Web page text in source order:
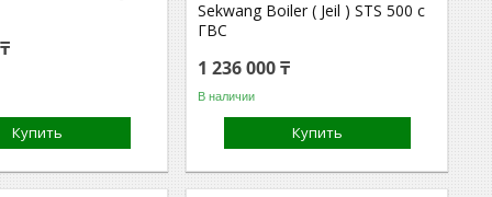
Купить
Sekwang Boiler ( Jeil ) STS 500 с
ГВС
1 236 000 ₸
В наличии
Купить